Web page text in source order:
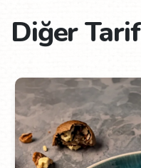
Diğer